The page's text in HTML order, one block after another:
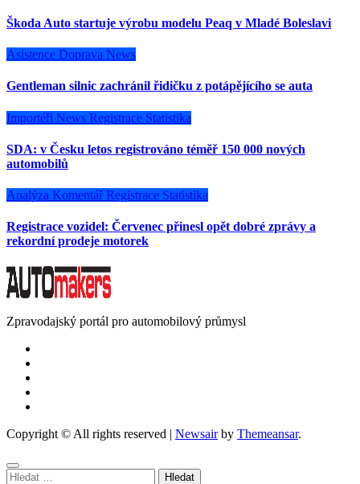
Škoda Auto startuje výrobu modelu Peaq v Mladé Boleslavi
Asistence Doprava News
Gentleman silnic zachránil řidičku z potápějícího se auta
Importéři News Registrace Statistika
SDA: v Česku letos registrováno téměř 150 000 nových
automobilů
Analýza Komentář Registrace Statistika
Registrace vozidel: Červenec přinesl opět dobré zprávy a
rekordní prodeje motorek
Zpravodajský portál pro automobilový průmysl
Copyright © All rights reserved | Newsairby Themeansar.
Vyhledávání